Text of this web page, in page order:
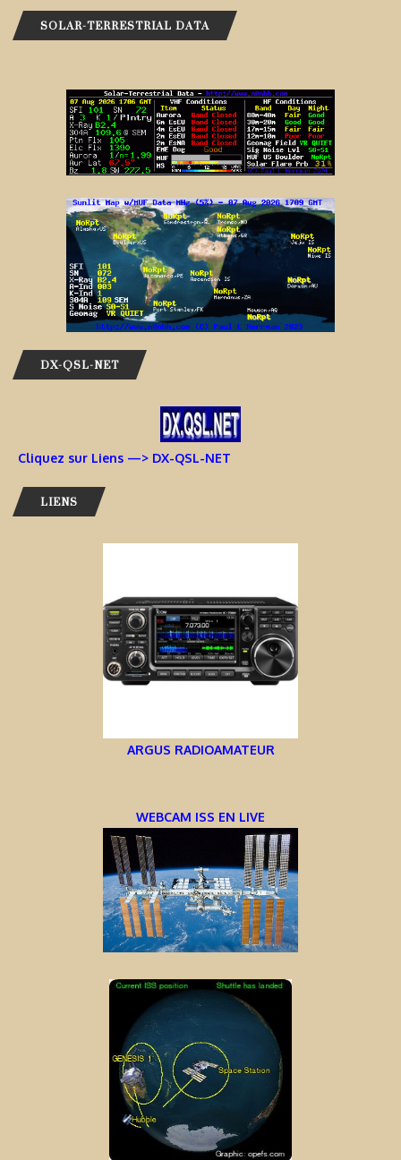
SOLAR-TERRESTRIAL DATA
DX-QSL-NET
Cliquez sur Liens —> DX-QSL-NET
LIENS
ARGUS RADIOAMATEUR
WEBCAM ISS EN LIVE